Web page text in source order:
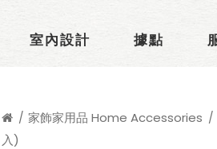
室內設計 據點
家飾家用品 Home Accessories
入)